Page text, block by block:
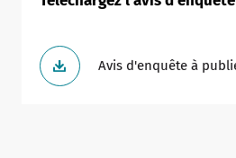
Avis d'enquête à